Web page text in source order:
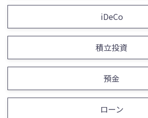
iDeCo
積立投資
預金
ローン